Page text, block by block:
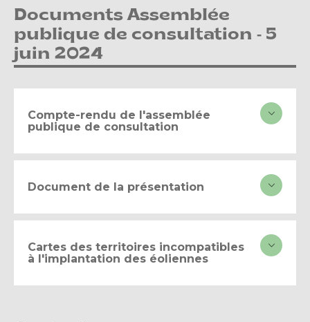
Documents Assemblée
publique de consultation - 5
juin 2024
Compte-rendu de l'assemblée
publique de consultation
Document de la présentation
Cartes des territoires incompatibles
à l'implantation des éoliennes